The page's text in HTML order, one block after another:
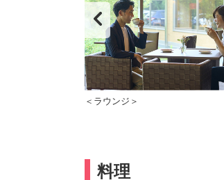
＜ラウンジ＞
料理